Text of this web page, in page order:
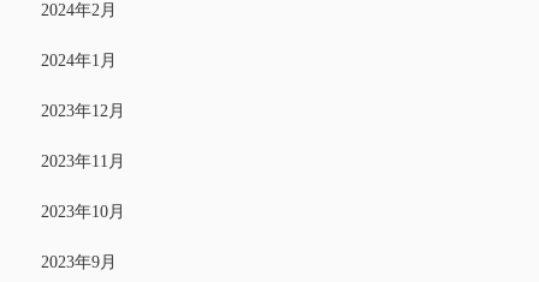
2024年2月
2024年1月
2023年12月
2023年11月
2023年10月
2023年9月